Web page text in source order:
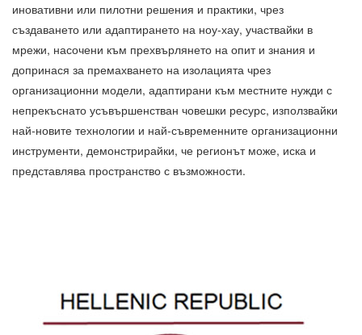
иновативни или пилотни решения и практики, чрез
създаването или адаптирането на ноу-хау, участвайки в
мрежи, насочени към прехвърлянето на опит и знания и
допринася за премахването на изолацията чрез
организационни модели, адаптирани към местните нужди с
непрекъснато усъвършенстван човешки ресурс, използвайки
най-новите технологии и най-съвременните организационни
инструменти, демонстрирайки, че регионът може, иска и
представлява пространство с възможности.